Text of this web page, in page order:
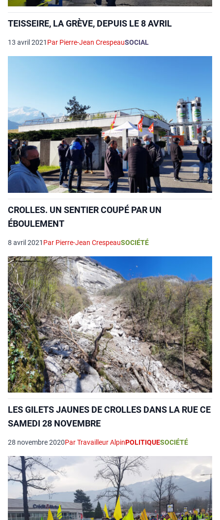
TEISSEIRE, LA GRÈVE, DEPUIS LE 8 AVRIL
13 avril 2021 Par Pierre-Jean CrespeauSOCIAL
CROLLES. UN SENTIER COUPÉ PAR UN
ÉBOULEMENT
8 avril 2021 Par Pierre-Jean CrespeauSOCIÉTÉ
LES GILETS JAUNES DE CROLLES DANS LA RUE CE
SAMEDI 28 NOVEMBRE
28 novembre 2020Par Travailleur AlpinPOLITIQUESOCIÉTÉ